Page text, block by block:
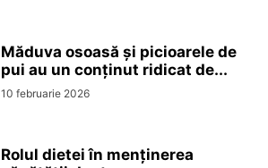
Măduva osoasă și picioarele de
pui au un conținut ridicat de...
10 februarie 2026
Rolul dietei în menținerea